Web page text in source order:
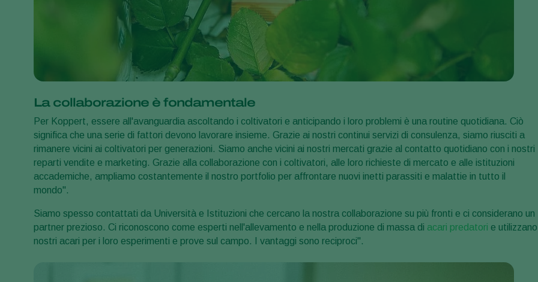
La collaborazione è fondamentale
Per Koppert, essere all'avanguardia ascoltando i coltivatori e anticipando i loro problemi è una routine quotidiana. Ciò
significa che una serie di fattori devono lavorare insieme. Grazie ai nostri continui servizi di consulenza, siamo riusciti a
rimanere vicini ai coltivatori per generazioni. Siamo anche vicini ai nostri mercati grazie al contatto quotidiano con i nostri
reparti vendite e marketing. Grazie alla collaborazione con i coltivatori, alle loro richieste di mercato e alle istituzioni
accademiche, ampliamo costantemente il nostro portfolio per affrontare nuovi inetti parassiti e malattie in tutto il
mondo".
Siamo spesso contattati da Università e Istituzioni che cercano la nostra collaborazione su più fronti e ci considerano un
partner prezioso. Ci riconoscono come esperti nell'allevamento e nella produzione di massa di acari predatori e
nostri acari per i loro esperimenti e prove sul campo. I vantaggi sono reciproci".